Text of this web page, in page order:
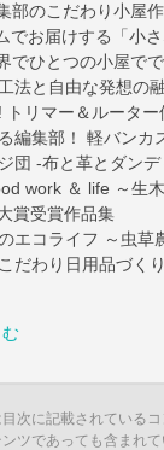
部のこだわり小屋
でお届けする「小
でひとつの小屋で
法と自由な発想の
トリマー＆ルータ
編集部！ 軽バンカ
団 -布と革とダン
work ＆ life ～生
賞受賞作品集
エコライフ ～虫草
だわり日用品づくり
次に記載されている
ツであっても含まれて